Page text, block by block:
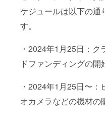
ケジュールは以下の通
す。
・2024年1月25日：ク
ドファンディングの開
・2024年1月25日〜：
オカメラなどの機材の